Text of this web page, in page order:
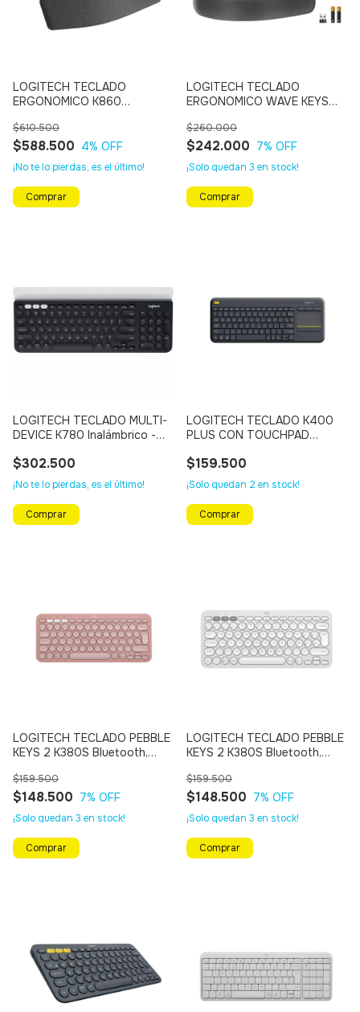
LOGITECH TECLADO
ERGONOMICO K860
Dispositivo
$588.500
$610.500
4% OFF
¡No te lo pierdas, es el último!
LOGITECH TECLADO
ERGONOMICO WAVE KEYS
Dispositivo (NEGRO)
$242.000
$260.000
7% OFF
¡Solo quedan 3 en stock!
LOGITECH TECLADO MULTI-
DEVICE K780 Inalámbrico -
$302.500
¡No te lo pierdas, es el último!
LOGITECH TECLADO K400
PLUS CON TOUCHPAD
$159.500
¡Solo quedan 2 en stock!
LOGITECH TECLADO PEBBLE
KEYS 2 K380S Bluetooth,
$148.500
$159.500
7% OFF
¡Solo quedan 3 en stock!
LOGITECH TECLADO PEBBLE
KEYS 2 K380S Bluetooth,
$148.500
$159.500
7% OFF
¡Solo quedan 3 en stock!